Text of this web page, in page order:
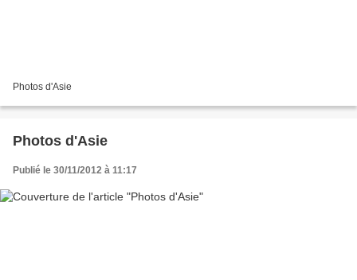
Photos d'Asie
Photos d'Asie
Publié le 30/11/2012 à 11:17